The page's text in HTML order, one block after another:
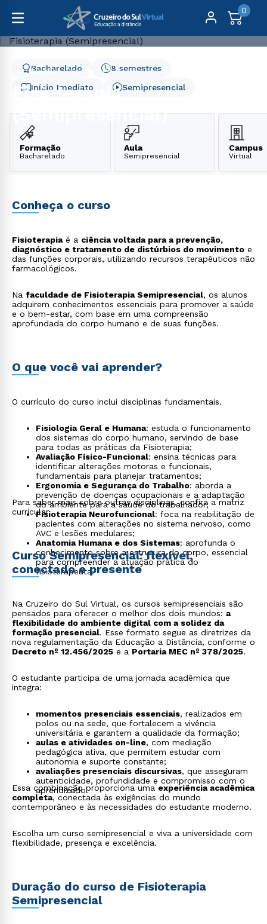
0
Graduação Saúde Fisioterapia (Semipresencial)
Fisioterapia
(Semipresencial)
Início Imediato
8 semestres
Bacharelado
Semipresencial
Formação
Bacharelado
Aula
Semipresencial
Campus
Virtual
Conheça o curso
Fisioterapiaé a ciência voltada para a prevenção,
diagnóstico e tratamento de distúrbios do movimento e
das funções corporais, utilizando recursos terapêuticos não
farmacológicos.
Na faculdade de Fisioterapia Semipresencial, os alunos
adquirem conhecimentos essenciais para promover a saúde
e o bem-estar, com base em uma compreensão
aprofundada do corpo humano e de suas funções.
O que você vai aprender?
O currículo do curso inclui disciplinas fundamentais.
Fisiologia Geral e Humana: estuda o funcionamento
dos sistemas do corpo humano, servindo de base
para todas as práticas da Fisioterapia;
Avaliação Físico-Funcional: ensina técnicas para
identificar alterações motoras e funcionais,
fundamentais para planejar tratamentos;
Ergonomia e Segurança do Trabalho: aborda a
prevenção de doenças ocupacionais e a adaptação
do ambiente para a saúde do trabalhador;
Fisioterapia Neurofuncional: foca na reabilitação de
pacientes com alterações no sistema nervoso, como
AVC e lesões medulares;
Anatomia Humana e dos Sistemas: aprofunda o
conhecimento sobre a estrutura do corpo, essencial
para compreender a atuação prática do
fisioterapeuta.
Para saber mais sobre outras disciplinas, confira a matriz
curricular.
Curso Semipresencial: flexível,
conectado e presente
Na Cruzeiro do Sul Virtual, os cursos semipresenciais são
pensados para oferecer o melhor dos dois mundos: a
flexibilidade do ambiente digital com a solidez da
formação presencial. Esse formato segue as diretrizes da
nova regulamentação da Educação a Distância, conforme o
Decreto nº 12.456/2025 e a Portaria MEC nº 378/2025.
O estudante participa de uma jornada acadêmica que
integra:
momentos presenciais essenciais, realizados em
polos ou na sede, que fortalecem a vivência
universitária e garantem a qualidade da formação;
aulas e atividades on-line, com mediação
pedagógica ativa, que permitem estudar com
autonomia e suporte constante;
avaliações presenciais discursivas, que asseguram
autenticidade, profundidade e compromisso com o
aprendizado.
Essa combinação proporciona uma experiência acadêmica
completa, conectada às exigências do mundo
contemporâneo e às necessidades do estudante moderno.
Escolha um curso semipresencial e viva a universidade com
flexibilidade, presença e excelência.
Duração do curso de Fisioterapia
Semipresencial